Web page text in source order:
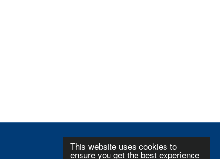
This website uses cookies to
ensure you get the best experience